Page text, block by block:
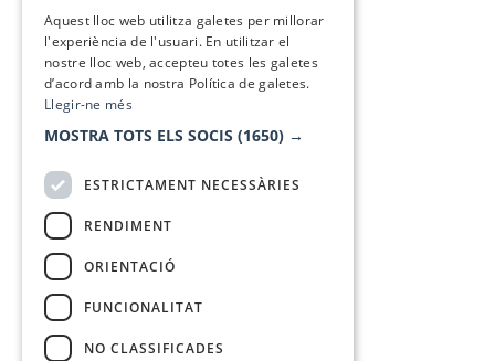
Aquest lloc web utilitza galetes per millorar
l'experiència de l'usuari. En utilitzar el
nostre lloc web, accepteu totes les galetes
d’acord amb la nostra Política de galetes.
Llegir-ne més
MOSTRA TOTS ELS SOCIS (1650) →
ESTRICTAMENT NECESSÀRIES
RENDIMENT
ORIENTACIÓ
FUNCIONALITAT
NO CLASSIFICADES